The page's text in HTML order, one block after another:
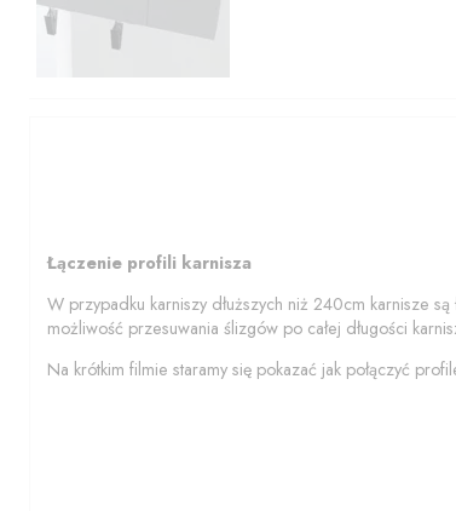
Łączenie profili karnisza
W przypadku karniszy dłuższych niż 240cm karnisze
możliwość przesuwania ślizgów po całej długości
Na krótkim filmie staramy się pokazać jak połączyć